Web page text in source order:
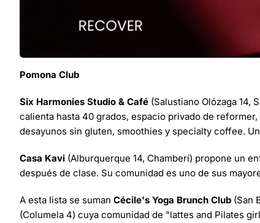
Pomona Club
Six Harmonies Studio & Café (Salustiano Olózaga 14,
calienta hasta 40 grados, espacio privado de
desayunos sin gluten, smoothies y specialty coffee.
Casa Kavi (Alburquerque 14, Chamberí) propone un
después de clase. Su comunidad es uno de sus
A esta lista se suman Cécile's Yoga Brunch Club (San
(Columela 4) cuya comunidad de "lattes and Pilates